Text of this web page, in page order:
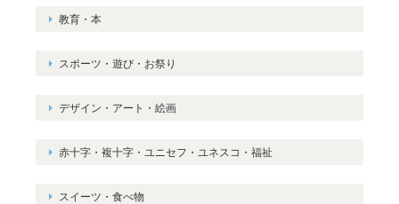
教育・本
スポーツ・遊び・お祭り
デザイン・アート・絵画
赤十字・複十字・ユニセフ・ユネスコ・福祉
スイーツ・食べ物